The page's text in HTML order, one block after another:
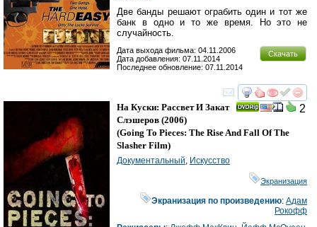
Две банды решают ограбить один и тот же
банк в одно и то же время. Но это не
случайность.
Скачать
Дата выхода фильма: 04.11.2006
Дата добавления: 07.11.2014
Последнее обновление: 07.11.2014
смотреть
2
На Куски: Рассвет И Закат
Слэшеров (2006)
(Going To Pieces: The Rise And Fall Of The
Slasher Film)
Документальный Искусство
Экранизация
Экранизация по произведению:Адам
Рокофф